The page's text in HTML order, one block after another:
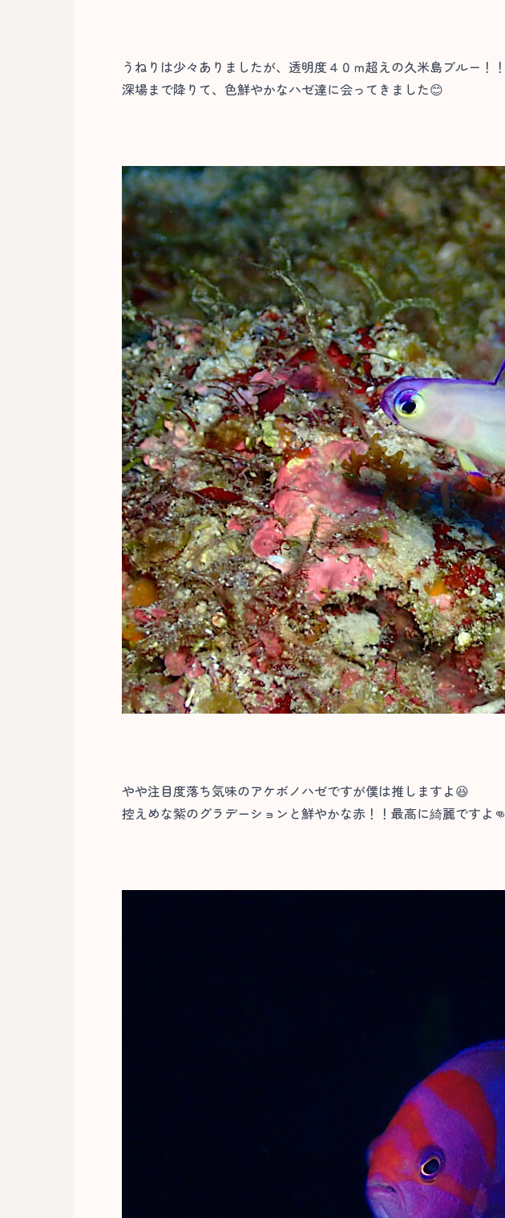
うねりは少々ありましたが、透明度４０ｍ超えの久米島ブルー！！
深場まで降りて、色鮮やかなハゼ達に会ってきました😊
やや注目度落ち気味のアケボノハゼですが僕は推しますよ😆
控えめな紫のグラデーションと鮮やかな赤！！最高に綺麗ですよ👊